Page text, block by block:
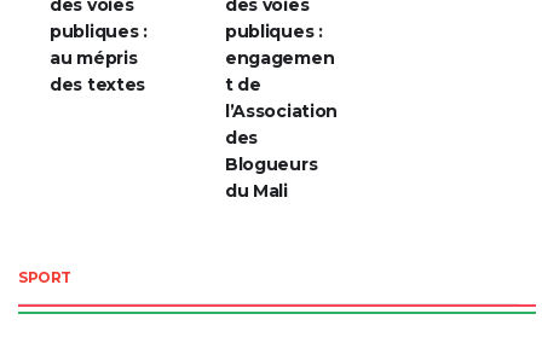
Occupation
des voies
publiques :
au mépris
Occupation
des voies
publiques :
engagemen
t de
l’Association
des
Blogueurs
SPORT